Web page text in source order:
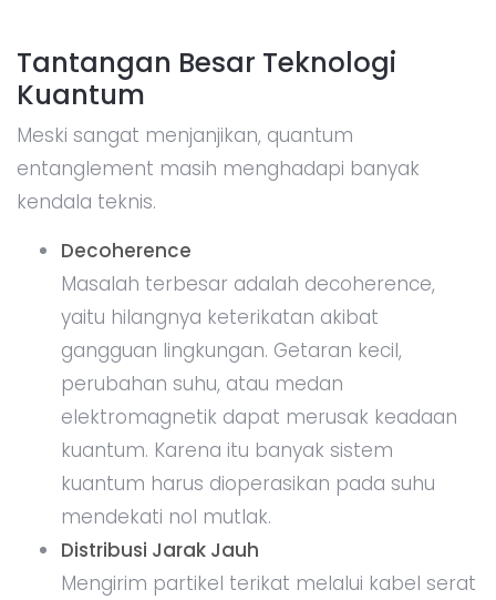
Tantangan Besar Teknologi
Kuantum
Meski sangat menjanjikan, quantum
entanglement masih menghadapi banyak
kendala teknis.
Decoherence
Masalah terbesar adalah decoherence,
yaitu hilangnya keterikatan akibat
gangguan lingkungan. Getaran kecil,
perubahan suhu, atau medan
elektromagnetik dapat merusak keadaan
kuantum. Karena itu banyak sistem
kuantum harus dioperasikan pada suhu
mendekati nol mutlak.
Distribusi Jarak Jauh
Mengirim partikel terikat melalui kabel serat